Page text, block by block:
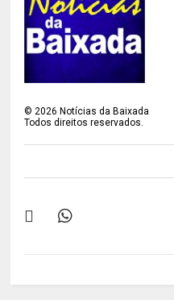
©2026 Notícias da Baixada
Todos direitos reservados.